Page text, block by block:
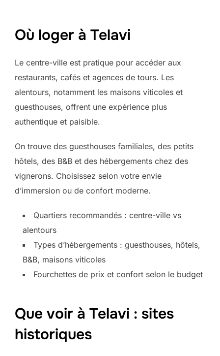
Où loger à Telavi
Le centre-ville est pratique pour accéder aux
restaurants, cafés et agences de tours. Les
alentours, notamment les maisons viticoles et
guesthouses, offrent une expérience plus
authentique et paisible.
On trouve des guesthouses familiales, des petits
hôtels, des B&B et des hébergements chez des
vignerons. Choisissez selon votre envie
d’immersion ou de confort moderne.
Quartiers recommandés : centre-ville vs
alentours
Types d’hébergements : guesthouses, hôtels,
B&B, maisons viticoles
Fourchettes de prix et confort selon le budget
Que voir à Telavi : sites
historiques